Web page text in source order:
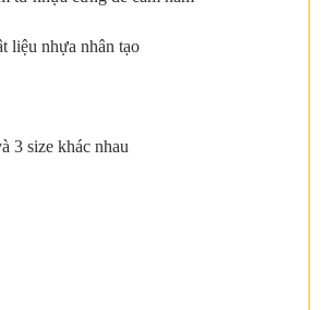
liệu nhựa nhân tạo
3 size khác nhau